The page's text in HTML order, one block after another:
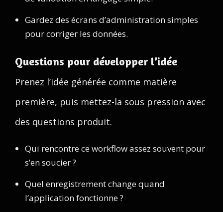
Gardez des écrans d’administration simples
pour corriger les données.
Questions pour développer l’idée
Prenez l’idée générée comme matière
première, puis mettez-la sous pression avec
des questions produit.
Qui rencontre ce workflow assez souvent pour
s’en soucier ?
Quel enregistrement change quand
l’application fonctionne ?